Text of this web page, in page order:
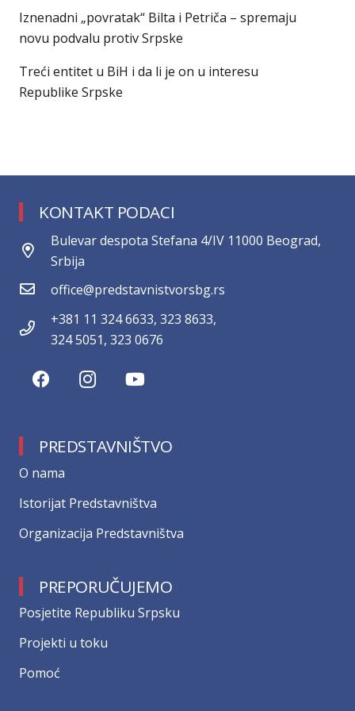
Iznenadni „povratak“ Bilta i Petriča – spremaju
novu podvalu protiv Srpske
Treći entitet u BiH i da li je on u interesu
Republike Srpske
KONTAKT PODACI
Bulevar despota Stefana 4/IV 11000 Beograd,
Srbija
office@predstavnistvorsbg.rs
+381 11 324 6633, 323 8633,
324 5051, 323 0676
PREDSTAVNIŠTVO
О nama
Istorijat Predstavništva
Organizacija Predstavništva
PREPORUČUJEMO
Posjetite Republiku Srpsku
Projekti u toku
Pomoć